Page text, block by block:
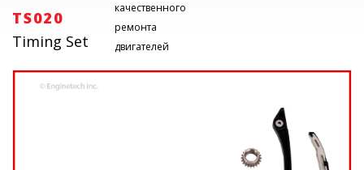
качественного
ремонта
двигателей
TS020
Timing Set